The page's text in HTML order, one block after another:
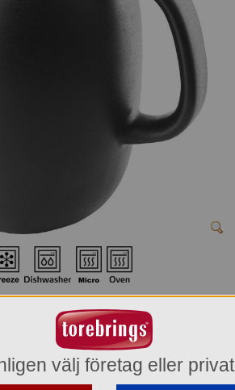
L Nordic Kitchen Eva Solo
502798
186,30 kr
välj företag eller privat